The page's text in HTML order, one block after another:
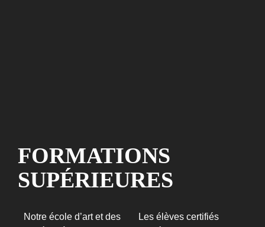
FORMATIONS
SUPÉRIEURES
Notre école d’art et des
Les élèves certifiés